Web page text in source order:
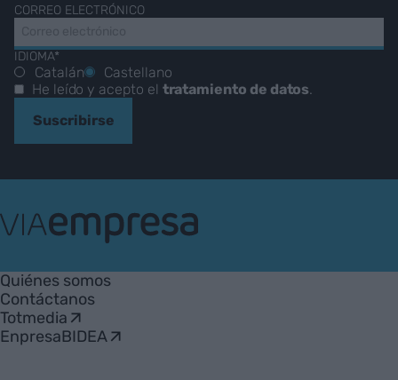
CORREO ELECTRÓNICO
IDIOMA*
Catalán
Castellano
He leído y acepto el tratamiento de datos.
Suscribirse
Empresa
Quiénes somos
Contáctanos
Totmedia
EnpresaBIDEA